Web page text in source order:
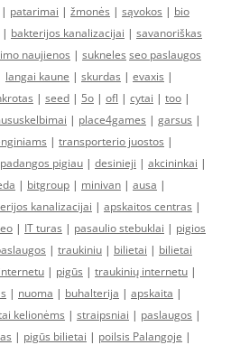
| patarimai | žmonės | sąvokos | bio
| bakterijos kanalizacijai | savanoriškas
naujienos | sukneles seo paslaugos
langai kaune | skurdas | evaxis |
| seed | 5o | ofl | cytai | too |
| place4games | garsus |
| transporterio juostos |
padangos pigiau | desinieji | akcininkai |
| bitgroup | minivan | ausa |
kanalizacijai | apskaitos centras |
| IT turas | pasaulio stebuklai | pigios
| traukiniu | bilietai | bilietai
| pigūs | traukinių internetu |
| nuoma | buhalterija | apskaita |
kelionėms | straipsniai | paslaugos |
| pigūs bilietai | poilsis Palangoje |